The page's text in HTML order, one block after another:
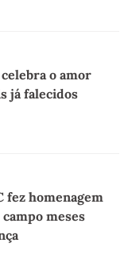
o amor
já falecidos
fez homenagem
meses